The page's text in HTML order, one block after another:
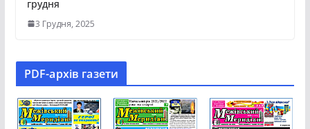
грудня
3 Грудня, 2025
PDF-aрхів газети